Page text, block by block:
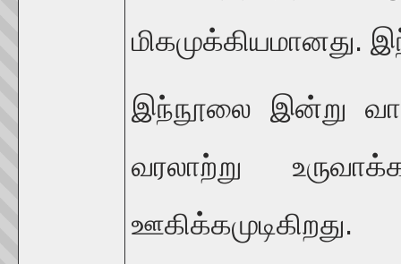
மிகமுக்கியமானது.
இந்நூலை இன்று
வரலாற்று